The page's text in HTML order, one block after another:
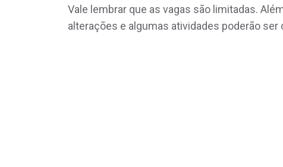
Vale lembrar que as vagas são limitadas.
alterações e algumas atividades poderão